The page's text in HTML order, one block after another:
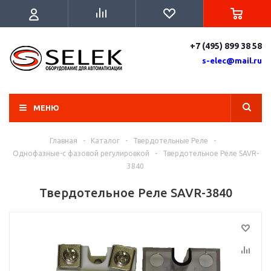
+7 (495) 899 38 58
s-elec@mail.ru
МЕНЮ
Главная - Каталог - Твердотельные Реле
-
Однофазные-с фазовой регулировкой
-
Твердотельное Реле SAVR-
3840
Твердотельное Реле SAVR-3840